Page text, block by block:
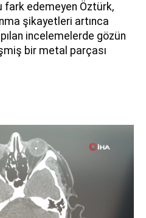
fark edemeyen Öztürk,
şikayetleri artınca
incelemelerde gözün
bir metal parçası